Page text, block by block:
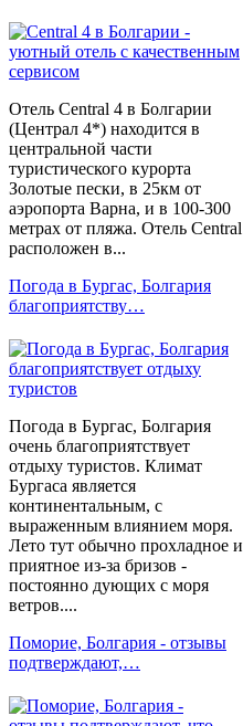
Отель Central 4 в Болгарии
(Централ 4*) находится в
центральной части
туристического курорта
Золотые пески, в 25км от
аэропорта Варна, и в 100-300
метрах от пляжа. Отель Сentral
расположен в...
Погода в Бургас, Болгария
благоприятству…
Погода в Бургас, Болгария
очень благоприятствует
отдыху туристов. Климат
Бургаса является
континентальным, с
выраженным влиянием моря.
Лето тут обычно прохладное и
приятное из-за бризов -
постоянно дующих с моря
ветров....
Поморие, Болгария - отзывы
подтверждают,…